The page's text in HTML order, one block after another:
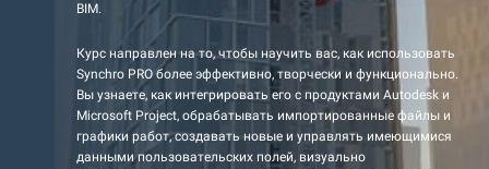
BIM.
Курс направлен на то, чтобы научить вас, как использовать
Synchro PRO более эффективно, творчески и функционально.
Вы узнаете, как интегрировать его с продуктами Autodesk и
Microsoft Project, обрабатывать импортированные файлы и
графики работ, создавать новые и управлять имеющимися
данными пользовательских полей, визуально